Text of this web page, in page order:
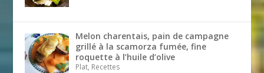
Melon charentais, pain de campagne
grillé à la scamorza fumée, fine
roquette à l’huile d’olive
Plat, Recettes